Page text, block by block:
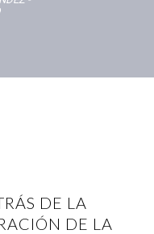
DE LA
DE LA